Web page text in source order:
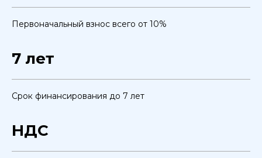
Первоначальный взнос всего от 10%
7 лет
Срок финансирования до 7 лет
НДС